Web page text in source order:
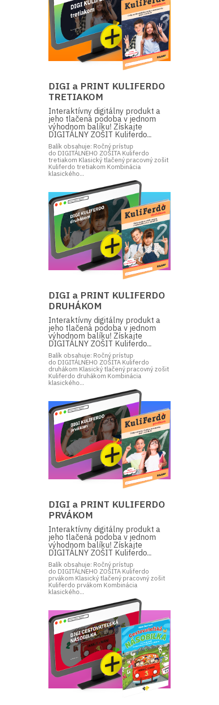
DIGI a PRINT KULIFERDO
TRETIAKOM
Interaktívny digitálny produkt a
jeho tlačená podoba v jednom
výhodnom balíku! Získajte
DIGITÁLNY ZOŠIT Kuliferdo...
Balík obsahuje: Ročný prístup
do DIGITÁLNEHO ZOŠITA Kuliferdo
tretiakom Klasický tlačený pracovný zošit
Kuliferdo tretiakom Kombinácia
klasického...
DIGI a PRINT KULIFERDO
DRUHÁKOM
Interaktívny digitálny produkt a
jeho tlačená podoba v jednom
výhodnom balíku! Získajte
DIGITÁLNY ZOŠIT Kuliferdo...
Balík obsahuje: Ročný prístup
do DIGITÁLNEHO ZOŠITA Kuliferdo
druhákom Klasický tlačený pracovný zošit
Kuliferdo druhákom Kombinácia
klasického...
DIGI a PRINT KULIFERDO
PRVÁKOM
Interaktívny digitálny produkt a
jeho tlačená podoba v jednom
výhodnom balíku! Získajte
DIGITÁLNY ZOŠIT Kuliferdo...
Balík obsahuje: Ročný prístup
do DIGITÁLNEHO ZOŠITA Kuliferdo
prvákom Klasický tlačený pracovný zošit
Kuliferdo prvákom Kombinácia
klasického...